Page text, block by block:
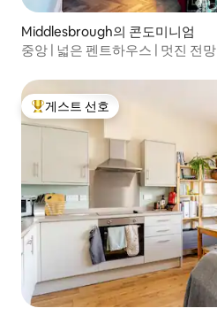
Middlesbrough의 콘도미니엄
중앙 | 넓은 펜트하우스 | 멋진 전망
상위 게스트 선호
게스트 선호